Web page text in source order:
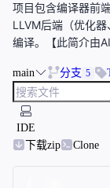
项目包含编译器前
LLVM后端（优化
编译。【此简介由AI
main 分支 5
IDE
下载zip
Clone